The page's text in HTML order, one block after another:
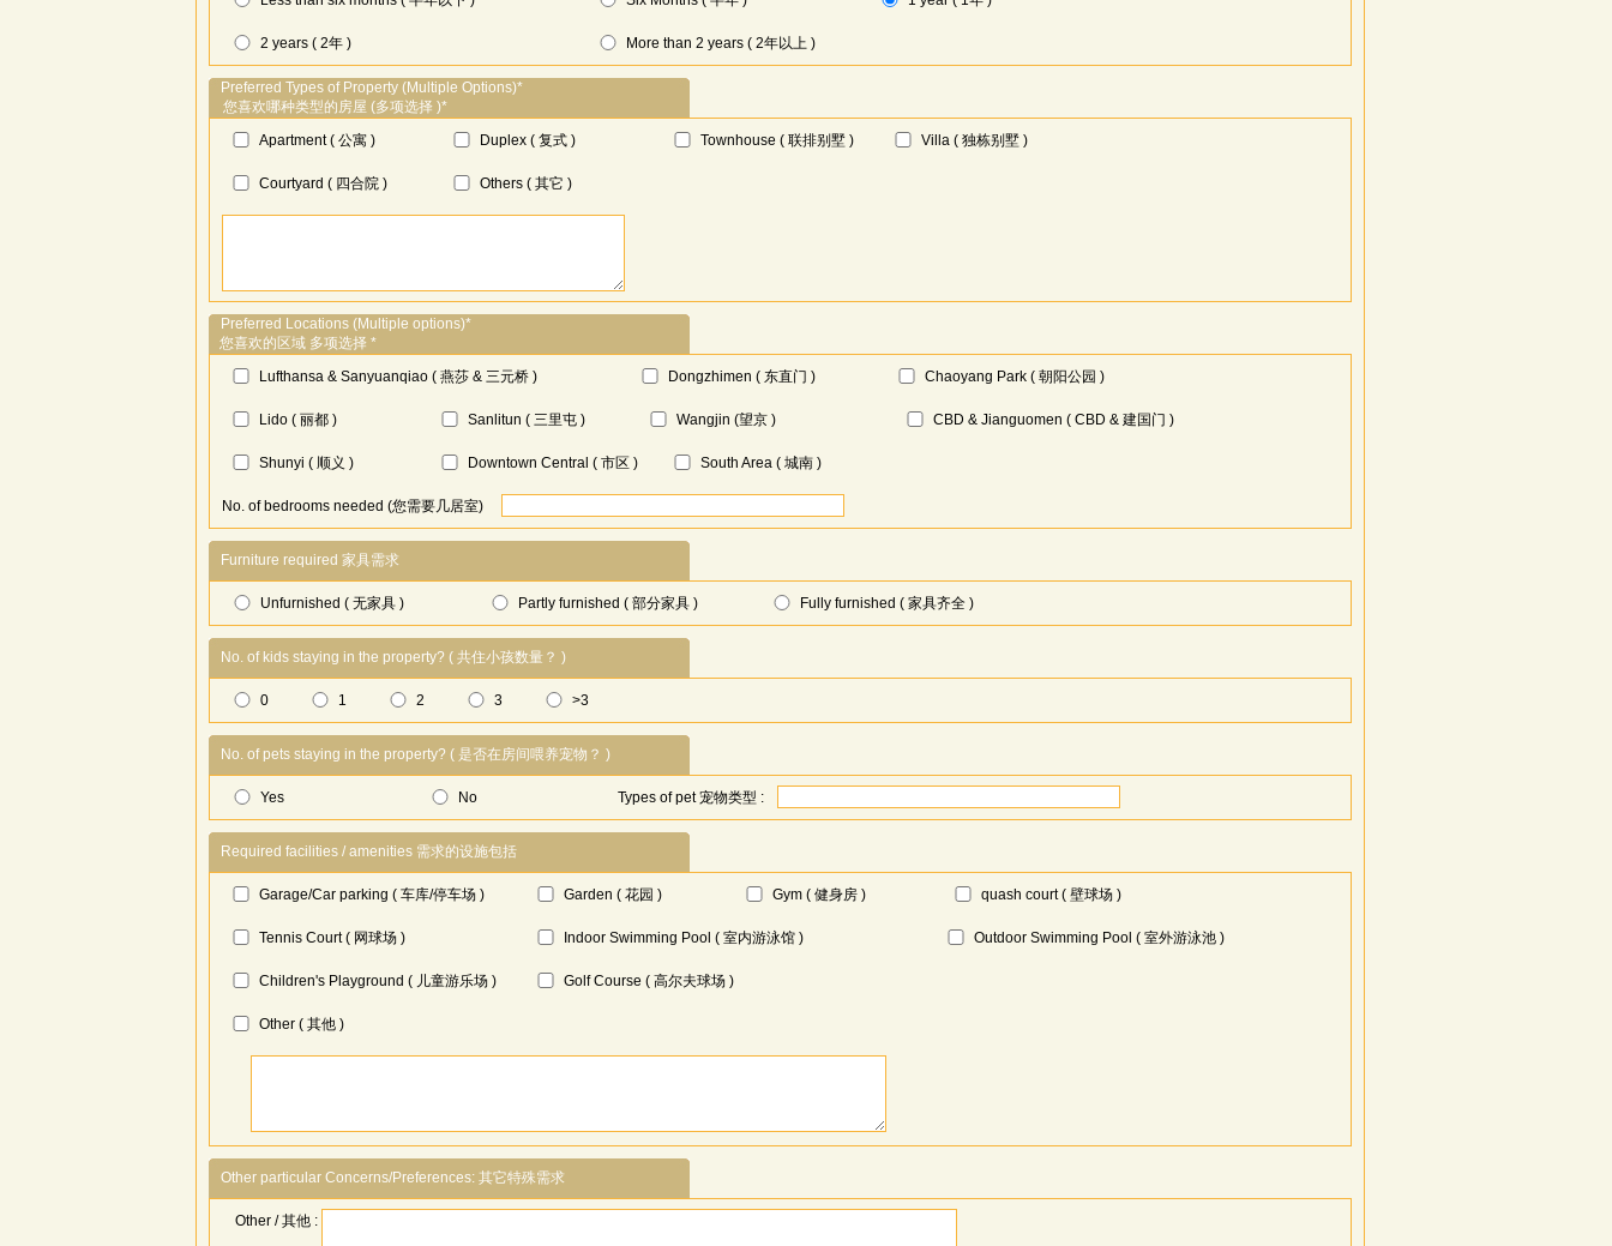
2 years ( 2年 ) More than 2 years ( 2年以上 )
Preferred Types of Property (Multiple Options)*
您喜欢哪种类型的房屋 (多项选择 )*
Apartment ( 公寓 )
Duplex ( 复式 ) Townhouse ( 联排别墅 ) Villa ( 独栋别墅 )
Courtyard ( 四合院 ) Others ( 其它 )
Preferred Locations (Multiple options)*
您喜欢的区域 多项选择 *
Lufthansa & Sanyuanqiao ( 燕莎 & 三元桥 )
Dongzhimen ( 东直门 ) Chaoyang Park ( 朝阳公园 )
Lido ( 丽都 ) Sanlitun ( 三里屯 ) Wangjin (望京 ) CBD & Jianguomen ( CBD & 建国门 )
Shunyi ( 顺义 ) Downtown Central ( 市区 ) South Area ( 城南 )
No. of bedrooms needed (您需要几居室)
Furniture required 家具需求
Unfurnished ( 无家具 ) Partly furnished ( 部分家具 ) Fully furnished ( 家具齐全 )
No. of kids staying in the property? ( 共住小孩数量？ )
0 1 2 3 >3
No. of pets staying in the property? ( 是否在房间喂养宠物？ )
Yes No Types of pet 宠物类型 :
Required facilities / amenities 需求的设施包括
Garage/Car parking ( 车库/停车场 ) Garden ( 花园 ) Gym ( 健身房 ) quash court ( 壁球场 )
Tennis Court ( 网球场 ) Indoor Swimming Pool ( 室内游泳馆 ) Outdoor Swimming Pool ( 室外游泳池 )
Children's Playground ( 儿童游乐场 ) Golf Course ( 高尔夫球场 )
Other ( 其他 )
Other particular Concerns/Preferences: 其它特殊需求
Other / 其他 :